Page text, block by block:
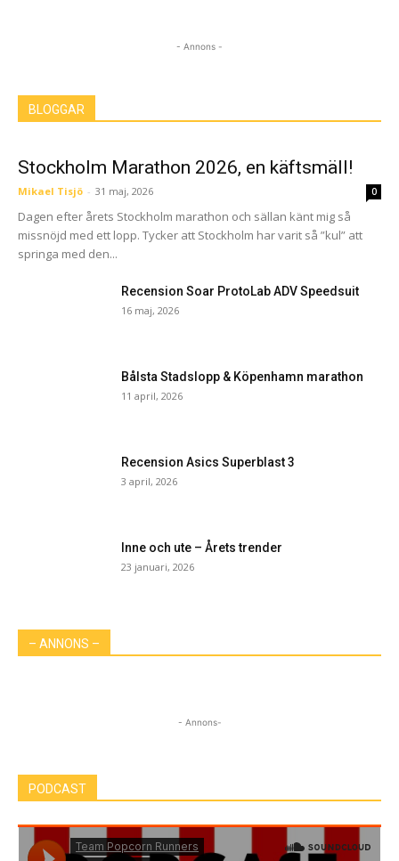
- Annons -
BLOGGAR
Stockholm Marathon 2026, en käftsmäll!
Mikael Tisjö - 31 maj, 2026 0
Dagen efter årets Stockholm marathon och sällan känt mig så
missnöjd med ett lopp. Tycker att Stockholm har varit så ”kul” att
springa med den...
Recension Soar ProtoLab ADV Speedsuit
16 maj, 2026
Bålsta Stadslopp & Köpenhamn marathon
11 april, 2026
Recension Asics Superblast 3
3 april, 2026
Inne och ute – Årets trender
23 januari, 2026
– ANNONS –
- Annons-
PODCAST